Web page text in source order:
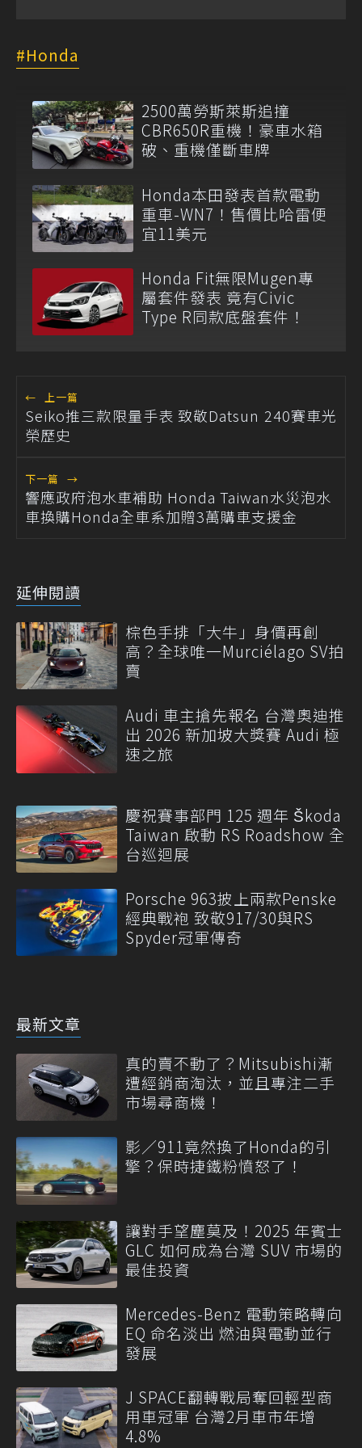
Honda
2500萬勞斯萊斯追撞
CBR650R重機！豪車水箱
破、重機僅斷車牌
Honda本田發表首款電動
重車-WN7！售價比哈雷便
宜11美元
Honda Fit無限Mugen專
屬套件發表 竟有Civic
Type R同款底盤套件！
← 上一篇
Seiko推三款限量手表 致敬Datsun 240賽車光
榮歷史
下一篇 →
響應政府泡水車補助 Honda Taiwan水災泡水
車換購Honda全車系加贈3萬購車支援金
延伸閱讀
棕色手排「大牛」身價再創
高？全球唯一Murciélago SV拍
賣
Audi 車主搶先報名 台灣奧迪推
出 2026 新加坡大獎賽 Audi 極
速之旅
慶祝賽事部門 125 週年 Škoda
Taiwan 啟動 RS Roadshow 全
台巡迴展
Porsche 963披上兩款Penske
經典戰袍 致敬917/30與RS
Spyder冠軍傳奇
最新文章
真的賣不動了？Mitsubishi漸
遭經銷商淘汰，並且專注二手
市場尋商機！
影／911竟然換了Honda的引
擎？保時捷鐵粉憤怒了！
讓對手望塵莫及！2025 年賓士
GLC 如何成為台灣 SUV 市場的
最佳投資
Mercedes-Benz 電動策略轉向
EQ 命名淡出 燃油與電動並行
發展
J SPACE翻轉戰局奪回輕型商
用車冠軍 台灣2月車市年增
4.8%